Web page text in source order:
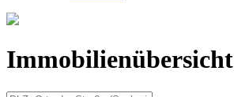
Immobilienübersicht